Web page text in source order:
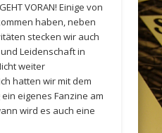
VORAN! Einige von
haben, neben
stecken wir auch
Leidenschaft in
weiter
hatten wir mit dem
ein eigenes Fanzine am
wird es auch eine